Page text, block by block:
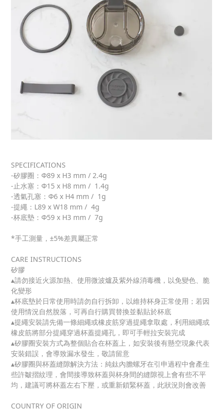
SPECIFICATIONS
-矽膠圈：Φ89 x H3 mm / 2.4g
-止水塞：Φ15 x H8 mm / 1.4g
-透氣孔塞：Φ6 x H4 mm / 1g
-提繩：L89 x W18 mm / 4g
-杯底墊：Φ59 x H3 mm / 7g
*手工測量，±5%差異屬正常
CARE INSTRUCTIONS
矽膠
▴請勿接近火源加熱、使用微波爐及紫外線消毒機，以免變色、脆
化變形
▴杯底墊於日常使用時請勿自行拆卸，以維持杯身正常使用；若因
使用情況自然脫落，可再自行購買替換並黏貼於杯底
▴提繩安裝請先備一條細繩或橡皮筋穿過提繩拿取處，利用細繩或
橡皮筋將部分提繩穿過杯蓋提繩孔，即可手輕拉安裝完成
▴矽膠圈安裝方式為整個貼合在杯蓋上，如安裝後有懸空現象代表
安裝錯誤，會導致漏水發生，敬請留意
▴矽膠圈與杯蓋縫隙解決方法：純鈦內膽螺牙在引申過程中會產生
些許皺摺紋理，會間接導致杯蓋與杯身間的縫隙視上會有些不平
均，建議可將杯蓋左右下壓，或重新鎖緊杯蓋，此狀況則會改善
COUNTRY OF ORIGIN